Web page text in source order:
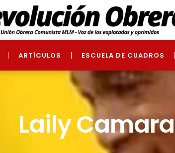
ARTÍCULOS ESCUELA DE CUADROS
Laily Camara